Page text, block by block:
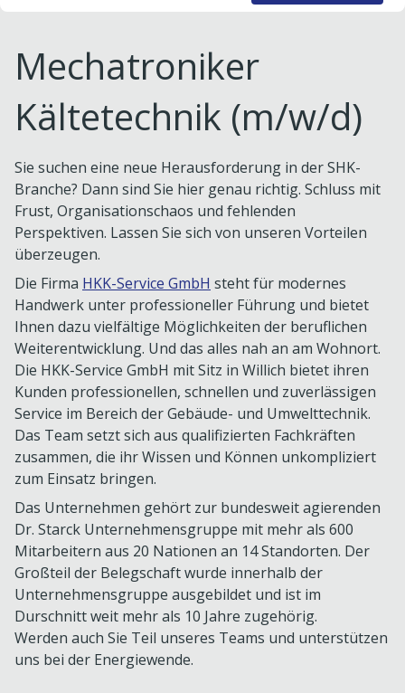
Mechatroniker
Kältetechnik (m/w/d)
Sie suchen eine neue Herausforderung in der SHK-
Branche? Dann sind Sie hier genau richtig. Schluss mit
Frust, Organisationschaos und fehlenden
Perspektiven. Lassen Sie sich von unseren Vorteilen
überzeugen.
Die Firma HKK-Service GmbH steht für modernes
Handwerk unter professioneller Führung und bietet
Ihnen dazu vielfältige Möglichkeiten der beruflichen
Weiterentwicklung. Und das alles nah an am Wohnort.
Die HKK-Service GmbH mit Sitz in Willich bietet ihren
Kunden professionellen, schnellen und zuverlässigen
Service im Bereich der Gebäude- und Umwelttechnik.
Das Team setzt sich aus qualifizierten Fachkräften
zusammen, die ihr Wissen und Können unkompliziert
zum Einsatz bringen.
Das Unternehmen gehört zur bundesweit agierenden
Dr. Starck Unternehmensgruppe mit mehr als 600
Mitarbeitern aus 20 Nationen an 14 Standorten. Der
Großteil der Belegschaft wurde innerhalb der
Unternehmensgruppe ausgebildet und ist im
Durschnitt weit mehr als 10 Jahre zugehörig.
Werden auch Sie Teil unseres Teams und unterstützen
uns bei der Energiewende.